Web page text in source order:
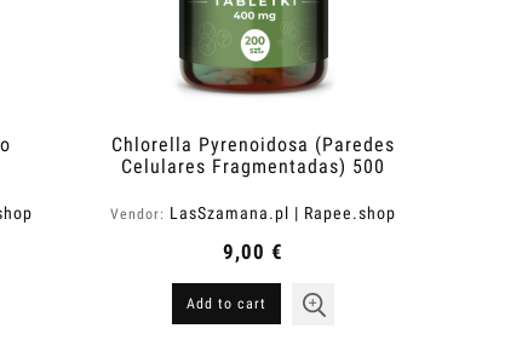
Chlorella Pyrenoidosa (Paredes
Celulares Fragmentadas) 500
Vendor: LasSzamana.pl | Rapee.shop
9,00 €
Add to cart